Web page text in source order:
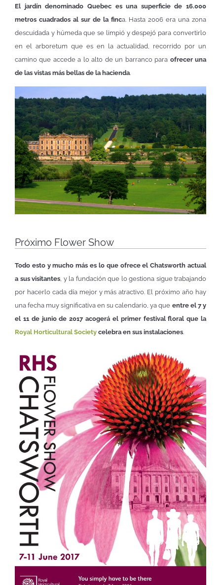
El jardín denominado Quebec es una superficie de 16.000
metros cuadrados al sur de la finca. Hasta 2006 era una zona
descuidada y húmeda que se limpió y despejó para convertirlo
en el arboretum que es en la actualidad, recorrido por un
camino que accede a lo alto de un barranco para ofrecer una
de las vistas más bellas de la hacienda.
Próximo Flower Show
Todo esto y mucho más es lo que ofrece el Chatsworth actual
a sus visitantes , y la fundación que lo gestiona sigue trabajando
por hacerlo cada día mejor y más atractivo. El próximo año hay
una fecha muy significativa en su calendario, ya que entre el 7 y
el 11 de junio de 2017 acogerá el primer festival floral que la
Royal Horticultural Society celebra en sus instalaciones.